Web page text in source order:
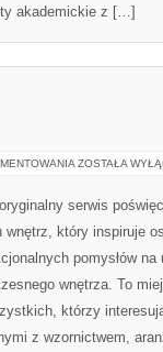
akademickie z […]
MEBLE
ZOSTAŁA
serwis
wnętrz, który inspiruje
pomysłów na
wnętrza. To
którzy
z wzornictwem,